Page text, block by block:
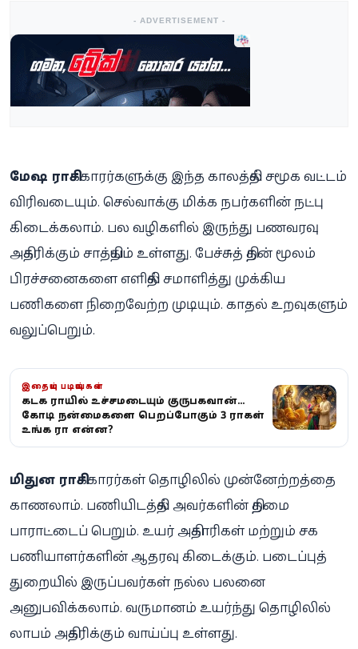
- ADVERTISEMENT -
மேஷ ராசிக்காரர்களுக்கு இந்த காலத்தில் சமூக வட்டம்
விரிவடையும். செல்வாக்கு மிக்க நபர்களின் நட்பு
கிடைக்கலாம். பல வழிகளில் இருந்து பணவரவு
அதிகரிக்கும் சாத்தியம் உள்ளது. பேச்சுத் திறன் மூலம்
பிரச்சனைகளை எளிதில் சமாளித்து முக்கிய
பணிகளை நிறைவேற்ற முடியும். காதல் உறவுகளும்
வலுப்பெறும்.
இதையும் படியுங்கள்
கடக ராசியில் உச்சமடையும் குருபகவான்...
கோடி நன்மைகளை பெறப்போகும் 3 ராசிகள் -
உங்க ராசி என்ன?
மிதுன ராசிக்காரர்கள் தொழிலில் முன்னேற்றத்தை
காணலாம். பணியிடத்தில் அவர்களின் திறமை
பாராட்டைப் பெறும். உயர் அதிகாரிகள் மற்றும் சக
பணியாளர்களின் ஆதரவு கிடைக்கும். படைப்புத்
துறையில் இருப்பவர்கள் நல்ல பலனை
அனுபவிக்கலாம். வருமானம் உயர்ந்து தொழிலில்
லாபம் அதிகரிக்கும் வாய்ப்பு உள்ளது.